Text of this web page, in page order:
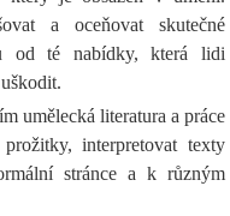
a oceňovat skutečné
od té nabídky, která lidi
umělecká literatura a práce
interpretovat texty
stránce a k různým